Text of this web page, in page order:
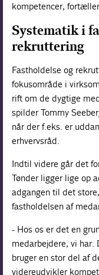
kompetencer,
Systematik i
rekruttering
Fastholdelse og
fokusområde i
rift om de dygtige
spilder Tommy
når der f.eks. er
erhvervsråd.
Indtil videre går det
Tønder ligger lige op
adgangen til det
fastholdelsen af
- Hos os er det en
medarbejdere, vi har.
bruger en stor del af
videreudvikler